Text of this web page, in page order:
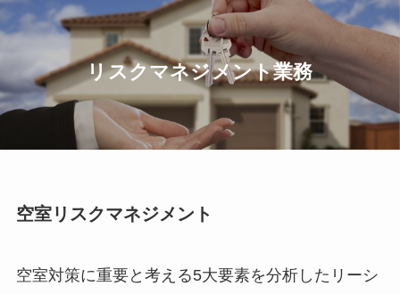
リスクマネジメント業務
空室リスクマネジメント
空室対策に重要と考える5大要素を分析したリーシ